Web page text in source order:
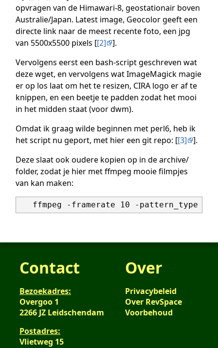
opvragen van de Himawari-8, geostationair boven
Australie/Japan. Latest image, Geocolor geeft een
directe link naar de meest recente foto, een jpg
van 5500x5500 pixels [[2]
].
Vervolgens eerst een bash-script geschreven wat
deze wget, en vervolgens wat ImageMagick magie
er op los laat om het te resizen, CIRA logo er af te
knippen, en een beetje te padden zodat het mooi
in het midden staat (voor dwm).
Omdat ik graag wilde beginnen met perl6, heb ik
het script nu geport, met hier een git repo: [[3]
].
Deze slaat ook oudere kopien op in de archive/
folder, zodat je hier met ffmpeg mooie filmpjes
van kan maken:
Contact
Bezoekadres:
Overgoo 1
2266 JZ Leidschendam
Postadres:
Vlietweg 15
Over
Privacybeleid
Over RevSpace
Voorbehoud